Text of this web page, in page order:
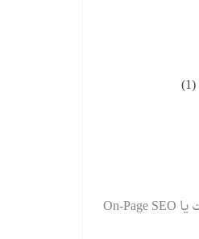
(1)
سئو داخلی سایت یا On-Page SEO